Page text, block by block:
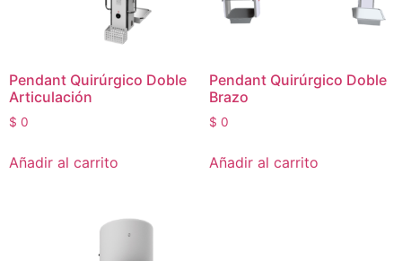
Pendant Quirúrgico Doble
Articulación
$ 0
Añadir al carrito
Pendant Quirúrgico Doble
Brazo
$ 0
Añadir al carrito